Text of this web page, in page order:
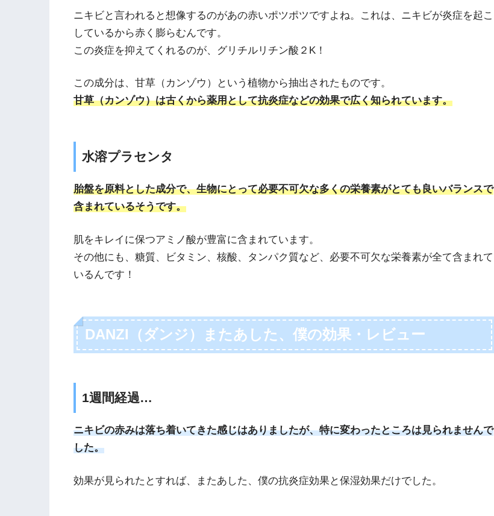
ニキビと言われると想像するのがあの赤いポツポツですよね。これは、ニキビが炎症を起こ
しているから赤く膨らむんです。
この炎症を抑えてくれるのが、グリチルリチン酸２K！
この成分は、甘草（カンゾウ）という植物から抽出されたものです。
甘草（カンゾウ）は古くから薬用として抗炎症などの効果で広く知られています。
水溶プラセンタ
胎盤を原料とした成分で、生物にとって必要不可欠な多くの栄養素がとても良いバランスで
含まれているそうです。
肌をキレイに保つアミノ酸が豊富に含まれています。
その他にも、糖質、ビタミン、核酸、タンパク質など、必要不可欠な栄養素が全て含まれて
いるんです！
DANZI（ダンジ）またあした、僕の効果・レビュー
1週間経過…
ニキビの赤みは落ち着いてきた感じはありましたが、特に変わったところは見られませんで
した。
効果が見られたとすれば、またあした、僕の抗炎症効果と保湿効果だけでした。